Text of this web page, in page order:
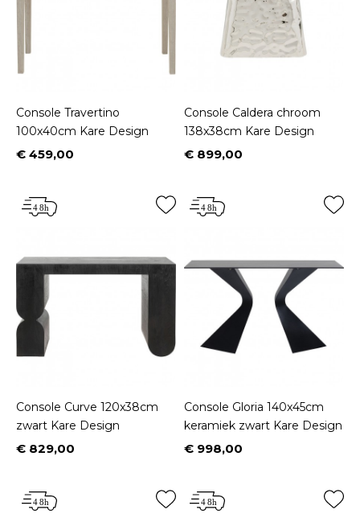
Console Travertino
100x40cm Kare Design
Prijs
€ 459,00
Console Caldera chroom
138x38cm Kare Design
Prijs
€ 899,00
Console Curve 120x38cm
zwart Kare Design
Prijs
€ 829,00
Console Gloria 140x45cm
keramiek zwart Kare Design
Prijs
€ 998,00